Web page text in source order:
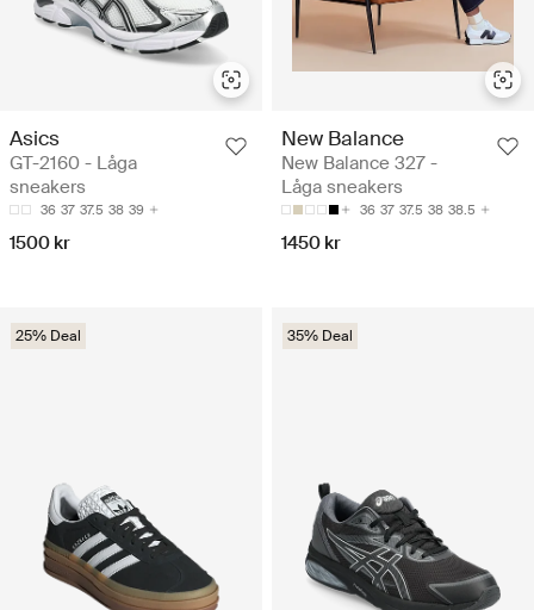
Asics
GT-2160 - Låga
sneakers
36 37 37.5 38 39
1500 kr
New Balance
New Balance 327 -
Låga sneakers
36 37 37.5 38 38.5
1450 kr
25% Deal 35% Deal